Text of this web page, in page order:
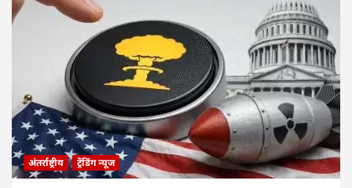
अंतर्राष्ट्रीय ट्रेंडिंग न्यूज